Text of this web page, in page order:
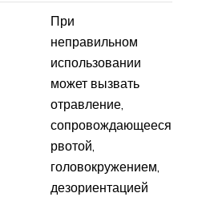
При
неправильном
использовании
может вызвать
отравление,
сопровождающееся
рвотой,
головокружением,
дезориентацией